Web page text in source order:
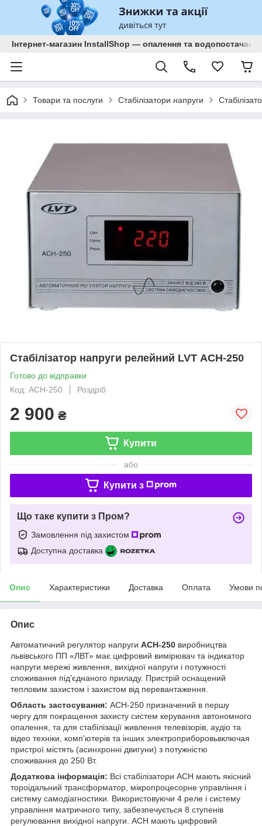
Інтернет-магазин InstallShop — опалення та водопостачання
Товари та послуги Стабілізатори напруги
Стабілізатор напруги релейний LVT АСН-250
Готово до відправки
Код: АСН-250
Роздріб
2 900 ₴
Купити
або
Купити з
Що таке купити з Пром?
Замовлення під захистом
Доступна доставка
Опис Характеристики Доставка Оплата Умови
Опис
Автоматичний регулятор напруги АСН-250 виробництва
львівського ПП «ЛВТ» має цифровий вимірювач та індикатор
напруги мережі живлення, вихідної напруги і потужності
споживання під'єднаного приладу. Пристрій оснащений
тепловим захистом і захистом від перевантаження.
Область застосування: АСН-250 призначений в першу
чергу для покращення захисту систем керування автономного
опалення, та для стабілізації живлення телевізорів, аудіо та
відео техніки, комп'ютерів та інших электроприборовьвключая
пристрої містять (асинхронні двигуни) з потужністю
споживання до 250 Вт.
Додаткова інформація: Всі стабілізатори АСН мають якісний
тороідальний трансформатор, мікропроцесорне управління і
систему самодіагностики. Використовуючи 4 реле і систему
управління матричного типу, забезпечується 8 ступенів
регулювання вихідної напруги. АСН мають цифровий